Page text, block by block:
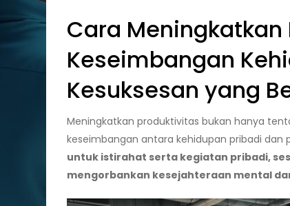
Cara
Keseimbangan
Kesuksesan yang
Meningkatkan produktivitas bukan hanya
keseimbangan antara kehidupan pribadi dan
untuk istirahat serta kegiatan pribadi,
mengorbankan kesejahteraan mental